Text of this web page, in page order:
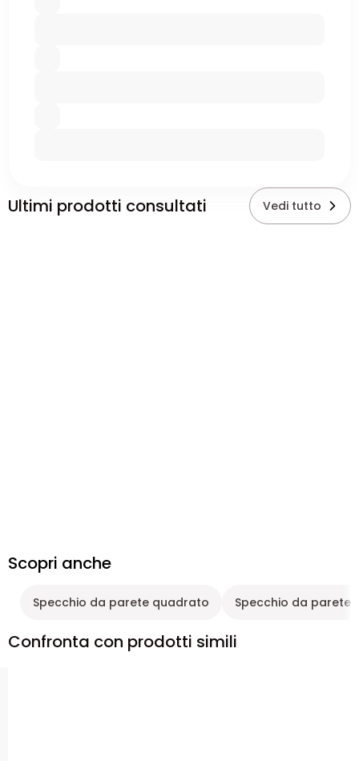
Ultimi prodotti consultati Vedi tutto
Scopri anche
Specchio da parete quadrato Specchio da parete
Confronta con prodotti simili